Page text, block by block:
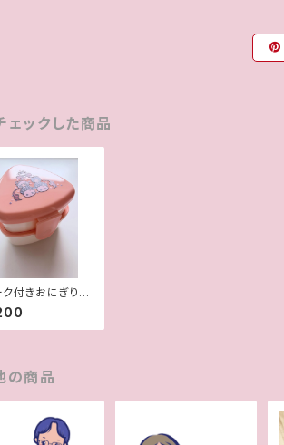
ェックした商品
ク付きおにぎりが
段お弁当
の商品